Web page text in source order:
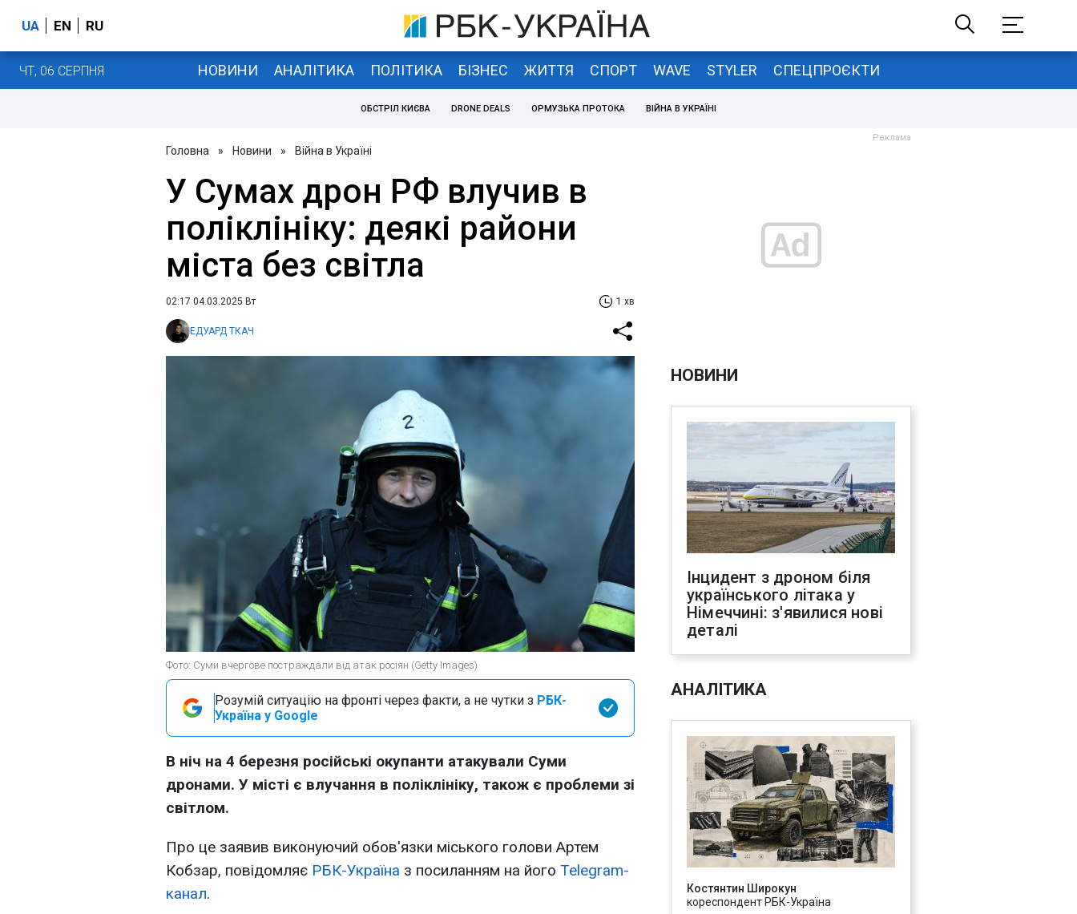
UA EN RU
ЧТ, 06 СЕРПНЯ НОВИНИ АНАЛІТИКА ПОЛІТИКА БІЗНЕС ЖИТТЯ СПОРТ WAVE STYLER СПЕЦПРОЄКТИ
ОБСТРІЛ КИЄВА DRONE DEALS ОРМУЗЬКА ПРОТОКА ВІЙНА В УКРАЇНІ
Головна » Новини » Війна в Україні
У Сумах дрон РФ влучив в
поліклініку: деякі райони
міста без світла
02:17 04.03.2025 Вт 1 хв
ЕДУАРД ТКАЧ
Фото: Суми вчергове постраждали від атак росіян (Getty Images)
Розумій ситуацію на фронті через факти, а не чутки з РБК-
Україна у Google
В ніч на 4 березня російські окупанти атакували Суми
дронами. У місті є влучання в поліклініку, також є проблеми зі
світлом.
Про це заявив виконуючий обов'язки міського голови Артем
Кобзар, повідомляє РБК-Україна з посиланням на його Telegram-
канал.
НОВИНИ
Інцидент з дроном біля
українського літака у
Німеччині: з'явилися нові
деталі
АНАЛІТИКА
Костянтин Широкун
кореспондент РБК-Україна